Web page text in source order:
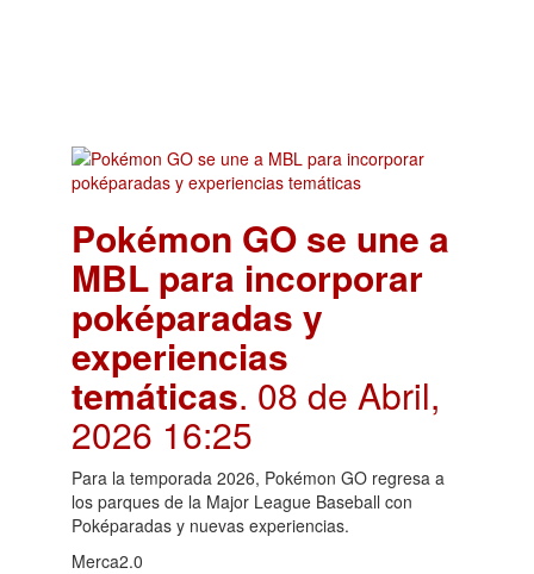
Pokémon GO se une a
MBL para incorporar
poképaradas y
experiencias
temáticas. 08 de Abril,
2026 16:25
Para la temporada 2026, Pokémon GO regresa a
los parques de la Major League Baseball con
Poképaradas y nuevas experiencias.
Merca2.0